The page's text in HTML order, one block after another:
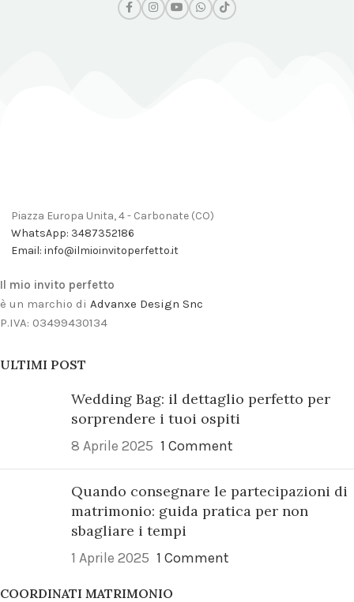
Piazza Europa Unita, 4 - Carbonate (CO)
WhatsApp: 3487352186
Email: info@ilmioinvitoperfetto.it
Il mio invito perfetto
è un marchio di Advanxe Design Snc
P.IVA: 03499430134
ULTIMI POST
Wedding Bag: il dettaglio perfetto per
sorprendere i tuoi ospiti
8 Aprile 2025 1 Comment
Quando consegnare le partecipazioni di
matrimonio: guida pratica per non
sbagliare i tempi
1 Aprile 2025 1 Comment
COORDINATI MATRIMONIO